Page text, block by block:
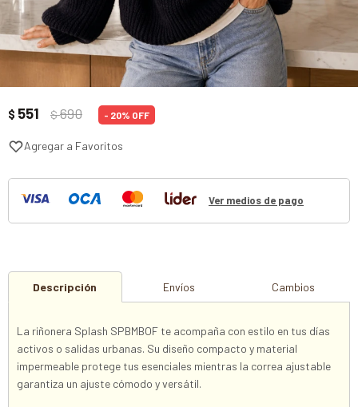
$ 551 $690 20
Ver medios de pago
Descripción Envíos Cambios
La riñonera Splash SPBMBOF te acompaña con estilo en tus días
activos o salidas urbanas. Su diseño compacto y material
impermeable protege tus esenciales mientras la correa ajustable
garantiza un ajuste cómodo y versátil.